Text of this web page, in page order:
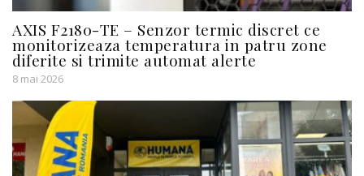
AXIS F2180-TE – Senzor termic discret ce
monitorizeaza temperatura in patru zone
diferite si trimite automat alerte
8 mai 2026